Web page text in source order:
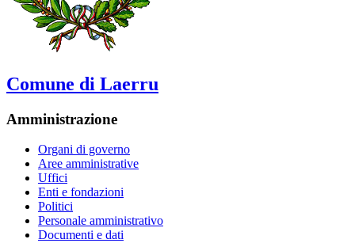
Comune di Laerru
Amministrazione
Organi di governo
Aree amministrative
Uffici
Enti e fondazioni
Politici
Personale amministrativo
Documenti e dati